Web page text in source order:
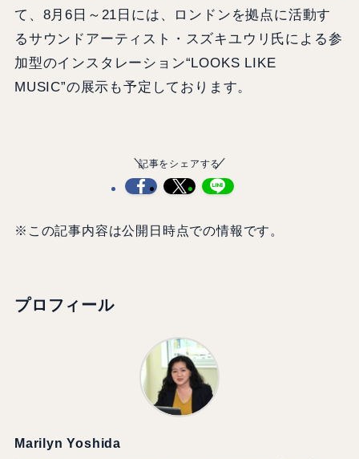
て、8月6日～21日には、ロンドンを拠点に活動す
るサウンドアーティスト・スズキユウリ氏による参
加型のインスタレーション“LOOKS LIKE
MUSIC”の展示も予定しております。
記事をシェアする
※この記事内容は公開日時点での情報です。
プロフィール
Marilyn Yoshida